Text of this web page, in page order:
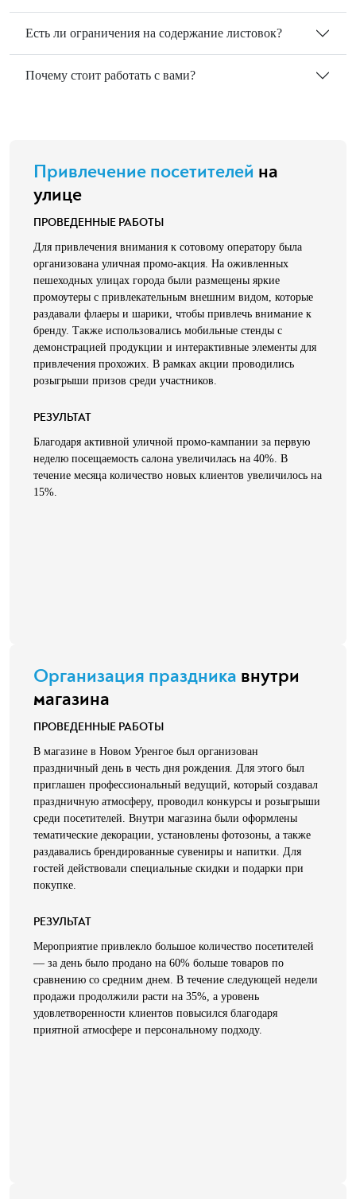
Есть ли ограничения на содержание листовок?
Почему стоит работать с вами?
Привлечение посетителей на
улице
ПРОВЕДЕННЫЕ РАБОТЫ
Для привлечения внимания к сотовому оператору была
организована уличная промо-акция. На оживленных
пешеходных улицах города были размещены яркие
промоутеры с привлекательным внешним видом, которые
раздавали флаеры и шарики, чтобы привлечь внимание к
бренду. Также использовались мобильные стенды с
демонстрацией продукции и интерактивные элементы для
привлечения прохожих. В рамках акции проводились
розыгрыши призов среди участников.
РЕЗУЛЬТАТ
Благодаря активной уличной промо-кампании за первую
неделю посещаемость салона увеличилась на 40%. В
течение месяца количество новых клиентов увеличилось на
15%.
Организация праздника внутри
магазина
ПРОВЕДЕННЫЕ РАБОТЫ
В магазине в Новом Уренгое был организован
праздничный день в честь дня рождения. Для этого был
приглашен профессиональный ведущий, который создавал
праздничную атмосферу, проводил конкурсы и розыгрыши
среди посетителей. Внутри магазина были оформлены
тематические декорации, установлены фотозоны, а также
раздавались брендированные сувениры и напитки. Для
гостей действовали специальные скидки и подарки при
покупке.
РЕЗУЛЬТАТ
Мероприятие привлекло большое количество посетителей
— за день было продано на 60% больше товаров по
сравнению со средним днем. В течение следующей недели
продажи продолжили расти на 35%, а уровень
удовлетворенности клиентов повысился благодаря
приятной атмосфере и персональному подходу.